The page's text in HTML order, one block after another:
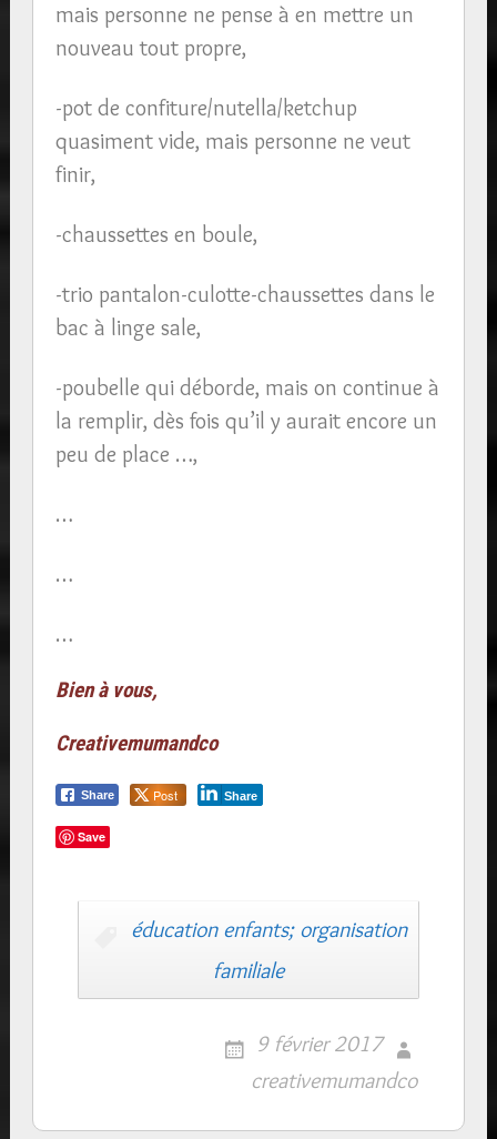
mais personne ne pense à en mettre un
nouveau tout propre,
-pot de confiture/nutella/ketchup
quasiment vide, mais personne ne veut
finir,
-chaussettes en boule,
-trio pantalon-culotte-chaussettes dans le
bac à linge sale,
-poubelle qui déborde, mais on continue à
la remplir, dès fois qu’il y aurait encore un
peu de place …,
…
…
…
Bien à vous,
Creativemumandco
Share Post Share
Save
éducation enfants; organisation
familiale
9 février 2017
creativemumandco